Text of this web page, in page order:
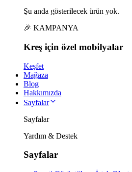
Şu anda gösterilecek ürün yok.
🎉 KAMPANYA
Kreş için özel mobilyalar
Keşfet
Mağaza
Blog
Hakkımızda
Sayfalar
Sayfalar
Yardım & Destek
Sayfalar